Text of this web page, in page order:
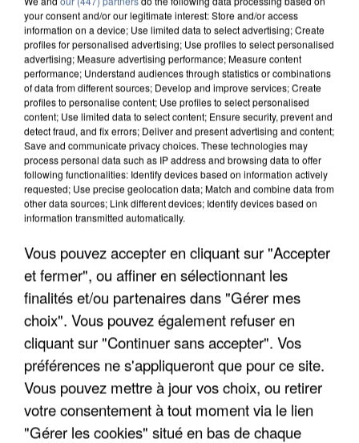
APRÈS TOUTES CES CANICULES, LES REFUGES
DE FAUNE SAUVAGE SONT...
your consent and/or our legitimate interest: Store and/or access
information on a device; Use limited data to select advertising; Create
profiles for personalised advertising; Use profiles to select personalised
advertising; Measure advertising performance; Measure content
performance; Understand audiences through statistics or combinations
of data from different sources; Develop and improve services; Create
profiles to personalise content; Use profiles to select personalised
content; Use limited data to select content; Ensure security, prevent and
detect fraud, and fix errors; Deliver and present advertising and content;
Save and communicate privacy choices. These technologies may
process personal data such as IP address and browsing data to offer
following functionalities: Identify devices based on information actively
requested; Use precise geolocation data; Match and combine data from
other data sources; Link different devices; Identify devices based on
information transmitted automatically.
Vous pouvez accepter en cliquant sur "Accepter
et fermer", ou affiner en sélectionnant les
finalités et/ou partenaires dans "Gérer mes
choix". Vous pouvez également refuser en
cliquant sur "Continuer sans accepter". Vos
préférences ne s'appliqueront que pour ce site.
Vous pouvez mettre à jour vos choix, ou retirer
votre consentement à tout moment via le lien
"Gérer les cookies" situé en bas de chaque